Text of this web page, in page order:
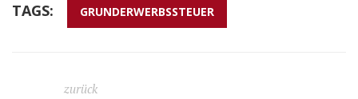
TAGS: GRUNDERWERBSSTEUER
zurück